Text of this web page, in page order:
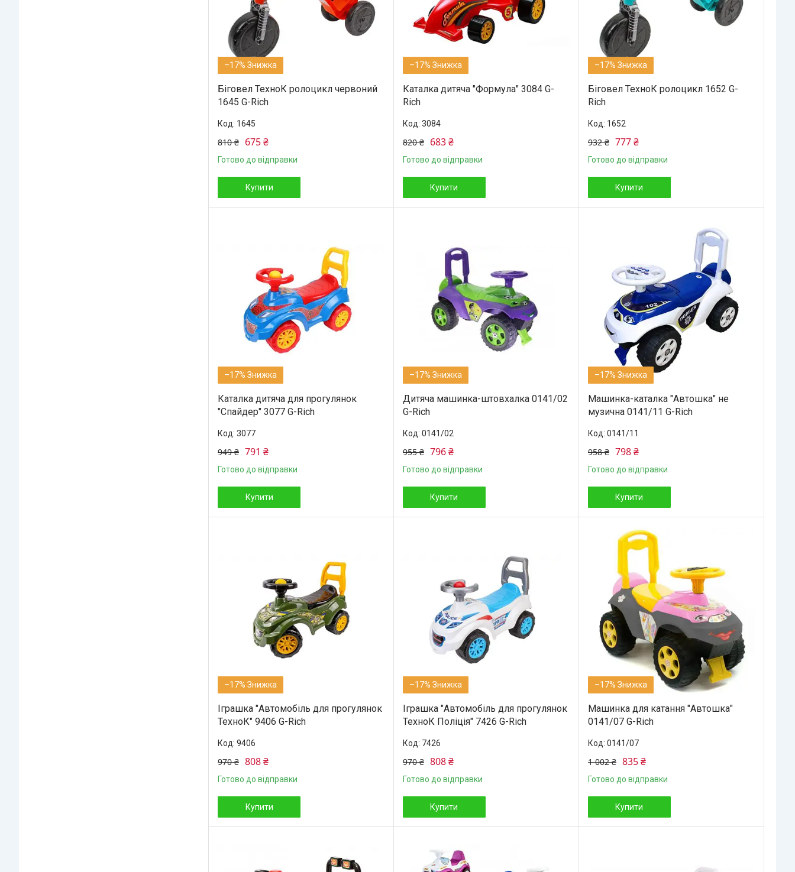
–17%
Біговел ТехноК ролоцикл червоний
1645 G-Rich
1645
810 ₴ 675 ₴
Готово до відправки
Купити
–17%
Каталка дитяча "Формула" 3084 G-
Rich
3084
820 ₴ 683 ₴
Готово до відправки
Купити
–17%
Біговел ТехноК ролоцикл 1652 G-
Rich
1652
932 ₴ 777 ₴
Готово до відправки
Купити
–17%
Каталка дитяча для прогулянок
"Спайдер" 3077 G-Rich
3077
949 ₴ 791 ₴
Готово до відправки
Купити
–17%
Дитяча машинка-штовхалка 0141/02
G-Rich
0141/02
955 ₴ 796 ₴
Готово до відправки
Купити
–17%
Машинка-каталка "Автошка" не
музична 0141/11 G-Rich
0141/11
958 ₴ 798 ₴
Готово до відправки
Купити
–17%
Іграшка "Автомобіль для прогулянок
ТехноК" 9406 G-Rich
9406
970 ₴ 808 ₴
Готово до відправки
Купити
–17%
Іграшка "Автомобіль для прогулянок
ТехноК Поліція" 7426 G-Rich
7426
970 ₴ 808 ₴
Готово до відправки
Купити
–17%
Машинка для катання "Автошка"
0141/07 G-Rich
0141/07
1 002 ₴ 835 ₴
Готово до відправки
Купити